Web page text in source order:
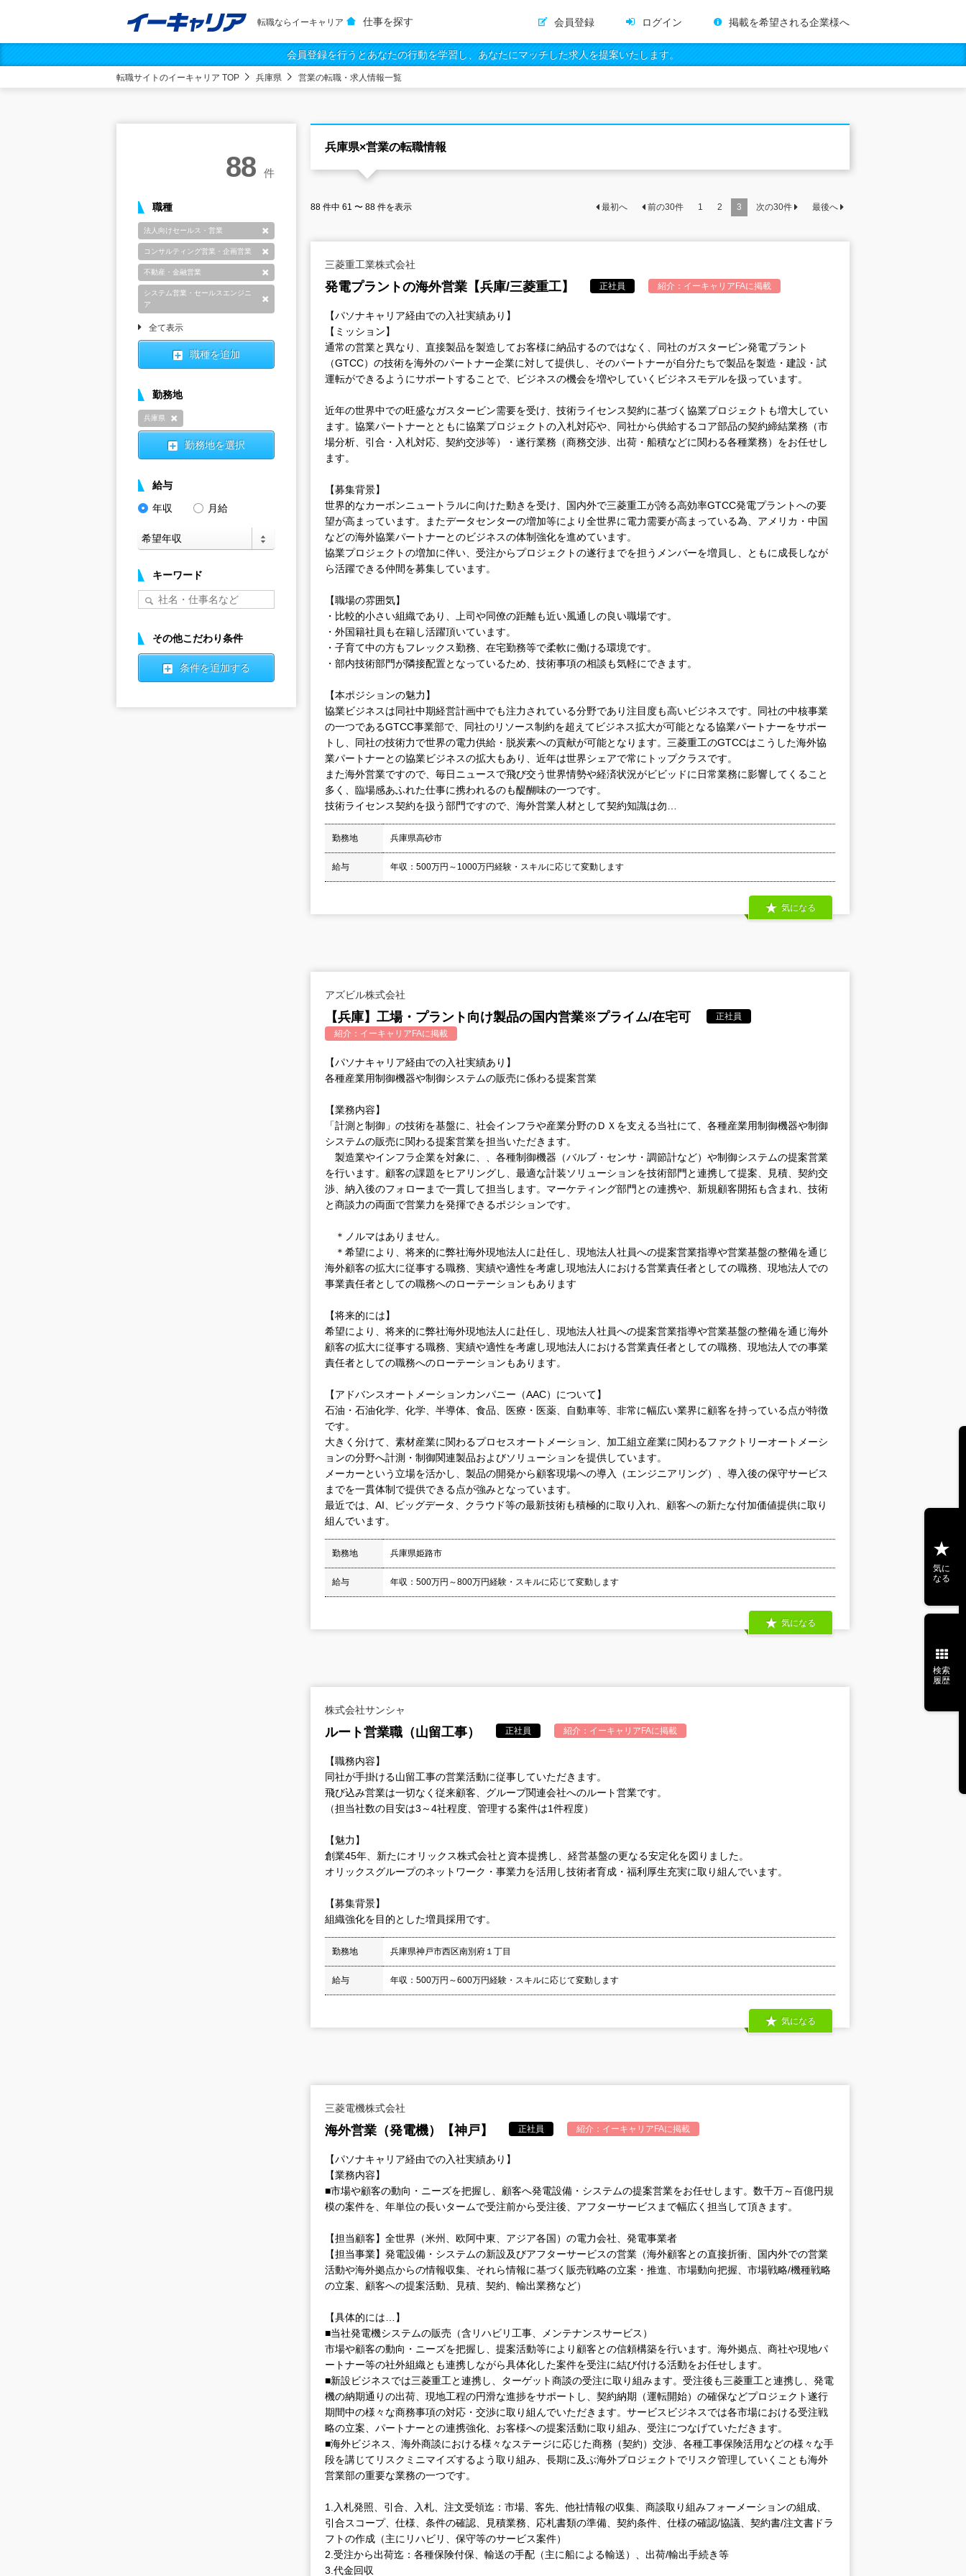
転職ならイーキャリア 仕事を探す 会員登録 ログイン 掲載を希望される企業様へ
会員登録を行うとあなたの行動を学習し、あなたにマッチした求人を提案いたします。
転職サイトのイーキャリア TOP 兵庫県 営業の転職・求人情報一覧
兵庫県×営業の転職情報
88 件中 61 〜 88 件を表示 最初へ 前の30件 1 2 3 次の30件 最後へ
三菱重工業株式会社
発電プラントの海外営業【兵庫/三菱重工】 正社員 紹介： イーキャリアFAに掲載
【パソナキャリア経由での入社実績あり】
【ミッション】
通常の営業と異なり、直接製品を製造してお客様に納品するのではなく、同社のガスタービン発電プラント
（GTCC）の技術を海外のパートナー企業に対して提供し、そのパートナーが自分たちで製品を製造・建設・試
運転ができるようにサポートすることで、ビジネスの機会を増やしていくビジネスモデルを扱っています。
近年の世界中での旺盛なガスタービン需要を受け、技術ライセンス契約に基づく協業プロジェクトも増大してい
ます。協業パートナーとともに協業プロジェクトの入札対応や、同社から供給するコア部品の契約締結業務（市
場分析、引合・入札対応、契約交渉等）・遂行業務（商務交渉、出荷・船積などに関わる各種業務）をお任せし
ます。
【募集背景】
世界的なカーボンニュートラルに向けた動きを受け、国内外で三菱重工が誇る高効率GTCC発電プラントへの要
望が高まっています。またデータセンターの増加等により全世界に電力需要が高まっている為、アメリカ・中国
などの海外協業パートナーとのビジネスの体制強化を進めています。
協業プロジェクトの増加に伴い、受注からプロジェクトの遂行までを担うメンバーを増員し、ともに成長しなが
ら活躍できる仲間を募集しています。
【職場の雰囲気】
・比較的小さい組織であり、上司や同僚の距離も近い風通しの良い職場です。
・外国籍社員も在籍し活躍頂いています。
・子育て中の方もフレックス勤務、在宅勤務等で柔軟に働ける環境です。
・部内技術部門が隣接配置となっているため、技術事項の相談も気軽にできます。
【本ポジションの魅力】
協業ビジネスは同社中期経営計画中でも注力されている分野であり注目度も高いビジネスです。同社の中核事業
の一つであるGTCC事業部で、同社のリソース制約を超えてビジネス拡大が可能となる協業パートナーをサポー
トし、同社の技術力で世界の電力供給・脱炭素への貢献が可能となります。三菱重工のGTCCはこうした海外協
業パートナーとの協業ビジネスの拡大もあり、近年は世界シェアで常にトップクラスです。
また海外営業ですので、毎日ニュースで飛び交う世界情勢や経済状況がビビッドに日常業務に影響してくること
多く、臨場感あふれた仕事に携われるのも醍醐味の一つです。
技術ライセンス契約を扱う部門ですので、海外営業人材として契約知識は勿…
勤務地 兵庫県高砂市
給与 年収：500万円～1000万円経験・スキルに応じて変動します
気になる
アズビル株式会社
【兵庫】工場・プラント向け製品の国内営業※プライム/在宅可
正社員
紹介： イーキャリアFAに掲載
【パソナキャリア経由での入社実績あり】
各種産業用制御機器や制御システムの販売に係わる提案営業
【業務内容】
「計測と制御」の技術を基盤に、社会インフラや産業分野のＤＸを支える当社にて、各種産業用制御機器や制御
システムの販売に関わる提案営業を担当いただきます。
製造業やインフラ企業を対象に、、各種制御機器（バルブ・センサ・調節計など）や制御システムの提案営業
を行います。顧客の課題をヒアリングし、最適な計装ソリューションを技術部門と連携して提案、見積、契約交
渉、納入後のフォローまで一貫して担当します。マーケティング部門との連携や、新規顧客開拓も含まれ、技術
と商談力の両面で営業力を発揮できるポジションです。
＊ノルマはありません。
＊希望により、将来的に弊社海外現地法人に赴任し、現地法人社員への提案営業指導や営業基盤の整備を通じ
海外顧客の拡大に従事する職務、実績や適性を考慮し現地法人における営業責任者としての職務、現地法人での
事業責任者としての職務へのローテーションもあります
【将来的には】
希望により、将来的に弊社海外現地法人に赴任し、現地法人社員への提案営業指導や営業基盤の整備を通じ海外
顧客の拡大に従事する職務、実績や適性を考慮し現地法人における営業責任者としての職務、現地法人での事業
責任者としての職務へのローテーションもあります。
【アドバンスオートメーションカンパニー（AAC）について】
石油・石油化学、化学、半導体、食品、医療・医薬、自動車等、非常に幅広い業界に顧客を持っている点が特徴
です。
大きく分けて、素材産業に関わるプロセスオートメーション、加工組立産業に関わるファクトリーオートメーシ
ョンの分野へ計測・制御関連製品およびソリューションを提供しています。
メーカーという立場を活かし、製品の開発から顧客現場への導入（エンジニアリング）、導入後の保守サービス
までを一貫体制で提供できる点が強みとなっています。
最近では、AI、ビッグデータ、クラウド等の最新技術も積極的に取り入れ、顧客への新たな付加価値提供に取り
組んでいます。
勤務地 兵庫県姫路市
給与 年収：500万円～800万円経験・スキルに応じて変動します
気になる
株式会社サンシャ
ルート営業職（山留工事） 正社員 紹介： イーキャリアFAに掲載
【職務内容】
同社が手掛ける山留工事の営業活動に従事していただきます。
飛び込み営業は一切なく従来顧客、グループ関連会社へのルート営業です。
（担当社数の目安は3～4社程度、管理する案件は1件程度）
【魅力】
創業45年、新たにオリックス株式会社と資本提携し、経営基盤の更なる安定化を図りました。
オリックスグループのネットワーク・事業力を活用し技術者育成・福利厚生充実に取り組んでいます。
【募集背景】
組織強化を目的とした増員採用です。
勤務地 兵庫県神戸市西区南別府１丁目
給与 年収：500万円～600万円経験・スキルに応じて変動します
気になる
三菱電機株式会社
海外営業（発電機）【神戸】 正社員 紹介： イーキャリアFAに掲載
【パソナキャリア経由での入社実績あり】
【業務内容】
■市場や顧客の動向・ニーズを把握し、顧客へ発電設備・システムの提案営業をお任せします。数千万～百億円規
模の案件を、年単位の長いタームで受注前から受注後、アフターサービスまで幅広く担当して頂きます。
【担当顧客】全世界（米州、欧阿中東、アジア各国）の電力会社、発電事業者
【担当事業】発電設備・システムの新設及びアフターサービスの営業（海外顧客との直接折衝、国内外での営業
活動や海外拠点からの情報収集、それら情報に基づく販売戦略の立案・推進、市場動向把握、市場戦略/機種戦略
の立案、顧客への提案活動、見積、契約、輸出業務など）
【具体的には…】
■当社発電機システムの販売（含リハビリ工事、メンテナンスサービス）
市場や顧客の動向・ニーズを把握し、提案活動等により顧客との信頼構築を行います。海外拠点、商社や現地パ
ートナー等の社外組織とも連携しながら具体化した案件を受注に結び付ける活動をお任せします。
■新設ビジネスでは三菱重工と連携し、ターゲット商談の受注に取り組みます。受注後も三菱重工と連携し、発電
機の納期通りの出荷、現地工程の円滑な進捗をサポートし、契約納期（運転開始）の確保などプロジェクト遂行
期間中の様々な商務事項の対応・交渉に取り組んでいただきます。サービスビジネスでは各市場における受注戦
略の立案、パートナーとの連携強化、お客様への提案活動に取り組み、受注につなげていただきます。
■海外ビジネス、海外商談における様々なステージに応じた商務（契約）交渉、各種工事保険活用などの様々な手
段を講じてリスクミニマイズするよう取り組み、長期に及ぶ海外プロジェクトでリスク管理していくことも海外
営業部の重要な業務の一つです。
1.入札発照、引合、入札、注文受領迄：市場、客先、他社情報の収集、商談取り組みフォーメーションの組成、
引合スコープ、仕様、条件の確認、見積業務、応札書類の準備、契約条件、仕様の確認/協議、契約書/注文書ドラ
フトの作成（主にリハビリ、保守等のサービス案件）
2.受注から出荷迄：各種保険付保、輸送の手配（主に船による輸送）、出荷/輸出手続き等
3.代金回収
88 件
職種
法人向けセールス・営業
コンサルティング営業・企画営業
不動産・金融営業
システム営業・セールスエンジニ
ア
全て表示
職種を追加
勤務地
兵庫県
勤務地を選択
給与
年収
月給
キーワード
その他こだわり条件
条件を追加する
気に
なる
検索
履歴